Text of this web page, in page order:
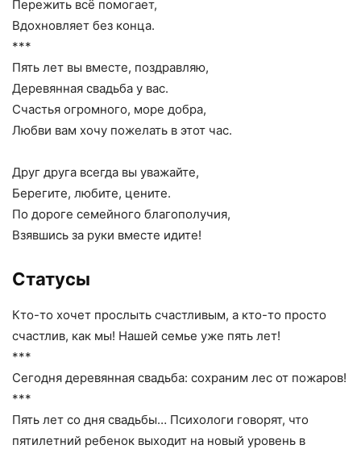
Пережить всё помогает,
Вдохновляет без конца.
***
Пять лет вы вместе, поздравляю,
Деревянная свадьба у вас.
Счастья огромного, море добра,
Любви вам хочу пожелать в этот час.
Друг друга всегда вы уважайте,
Берегите, любите, цените.
По дороге семейного благополучия,
Взявшись за руки вместе идите!
Статусы
Кто-то хочет прослыть счастливым, а кто-то просто
счастлив, как мы! Нашей семье уже пять лет!
***
Сегодня деревянная свадьба: сохраним лес от пожаров!
***
Пять лет со дня свадьбы… Психологи говорят, что
пятилетний ребенок выходит на новый уровень в